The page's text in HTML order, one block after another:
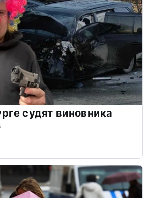
судят виновника